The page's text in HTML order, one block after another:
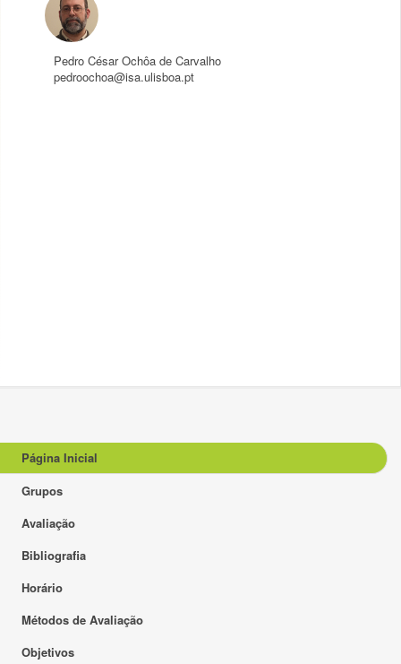
Pedro César Ochôa de Carvalho
pedroochoa@isa.ulisboa.pt
Página Inicial
Grupos
Avaliação
Bibliografia
Horário
Métodos de Avaliação
Objetivos